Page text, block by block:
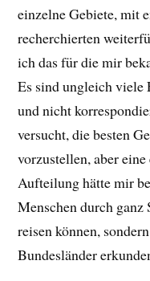
einzelne Gebiete, mit
recherchierten
ich das für die mir
Es sind ungleich viele
und nicht
versucht, die besten
vorzustellen, aber
Aufteilung hätte mir
Menschen durch
reisen können,
Bundesländer